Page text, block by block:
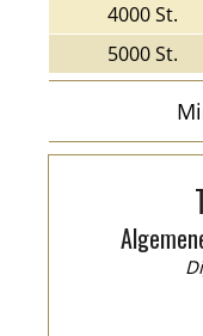
4000 St.
5000 St.